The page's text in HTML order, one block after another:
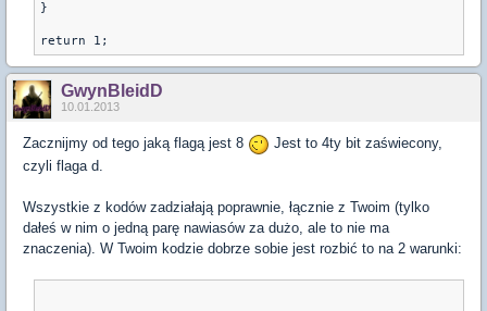
}
GwynBleidD
10.01.2013
Zacznijmy od tego jaką flagą jest 8
Jest to 4ty bit zaświecony,
czyli flaga d.
Wszystkie z kodów zadziałają poprawnie, łącznie z Twoim (tylko
dałeś w nim o jedną parę nawiasów za dużo, ale to nie ma
znaczenia). W Twoim kodzie dobrze sobie jest rozbić to na 2 warunki: